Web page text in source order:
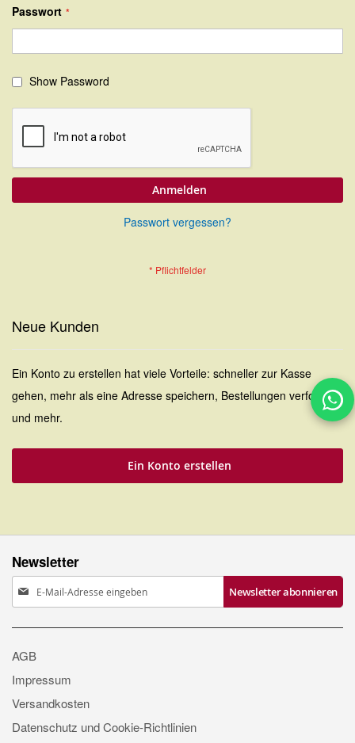
Passwort
Show Password
Anmelden
Passwort vergessen?
Neue Kunden
Ein Konto zu erstellen hat viele Vorteile: schneller zur Kasse
gehen, mehr als eine Adresse speichern, Bestellungen verfolgen
und mehr.
Ein Konto erstellen
Newsletter
Anmeldung
zum
Newsletter:
Newsletter abonnieren
AGB
Impressum
Versandkosten
Datenschutz und Cookie-Richtlinien